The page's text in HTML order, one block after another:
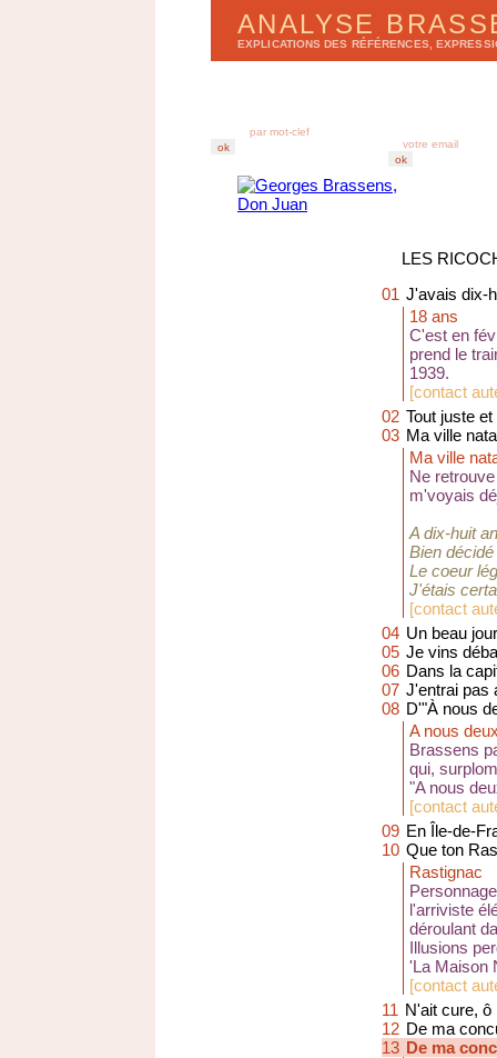
ANALYSE
EXPLICATIONS DES RÉFÉRENCES,
LES
01 J'avais dix-
18 ans
C'est en
prend le
1939.
[contact
02 Tout juste
03 Ma ville
Ma ville
Ne
m'voyais
A dix-huit
Bien
Le coeur
J'étais
[contact
04 Un beau
05 Je vins
06 Dans la
07 J'entrai pas
08 D'"À nous
A nous
Brassens
qui,
"A nous
[contact
09 En Île-de-
10 Que ton
Rastignac
l'arriviste
déroulant
Illusions
'La Maison
[contact
11 N'ait cure, ô
12 De ma
13 De ma